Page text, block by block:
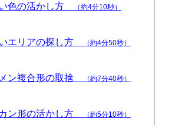
色の活かし方 （約4分10秒）
エリアの探し方 （約4分50秒）
ン複合形の取捨 （約7分40秒）
ン形の活かし方 （約5分10秒）